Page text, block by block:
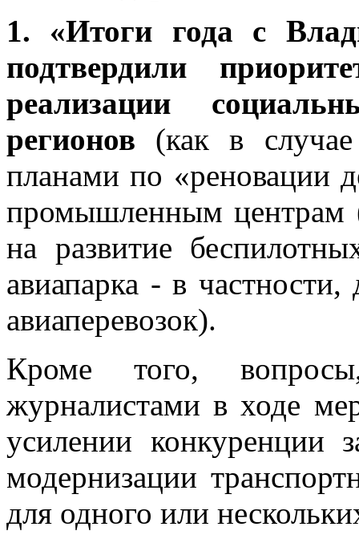
1. «Итоги года с
подтвердили
реализации
регионов (как в
планами по «реновации
промышленным центрам
на развитие
авиапарка - в
авиаперевозок).
Кроме того,
журналистами в ходе
усилении конкуренции
модернизации
для одного или